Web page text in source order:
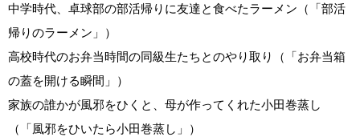
中学時代、卓球部の部活帰りに友達と食べたラーメン（「部活
帰りのラーメン」）
高校時代のお弁当時間の同級生たちとのやり取り（「お弁当箱
の蓋を開ける瞬間」）
家族の誰かが風邪をひくと、母が作ってくれた小田巻蒸し
（「風邪をひいたら小田巻蒸し」）